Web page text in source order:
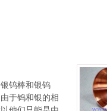
钨棒和银钨
于钨和银的相